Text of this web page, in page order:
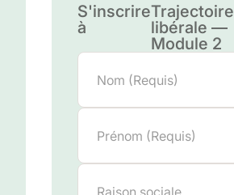
S'inscrire
à
Trajectoire
libérale —
Module 2